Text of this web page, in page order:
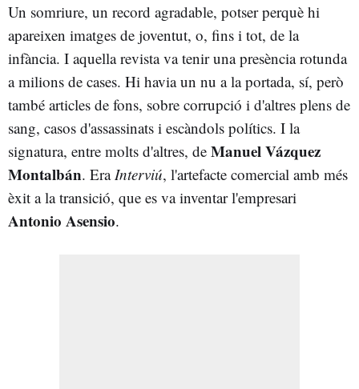
Un somriure, un record agradable, potser perquè hi
apareixen imatges de joventut, o, fins i tot, de la
infància. I aquella revista va tenir una presència rotunda
a milions de cases. Hi havia un nu a la portada, sí, però
també articles de fons, sobre corrupció i d'altres plens de
sang, casos d'assassinats i escàndols polítics. I la
signatura, entre molts d'altres, de Manuel Vázquez
Montalbán. Era Interviú, l'artefacte comercial amb més
èxit a la transició, que es va inventar l'empresari
Antonio Asensio.